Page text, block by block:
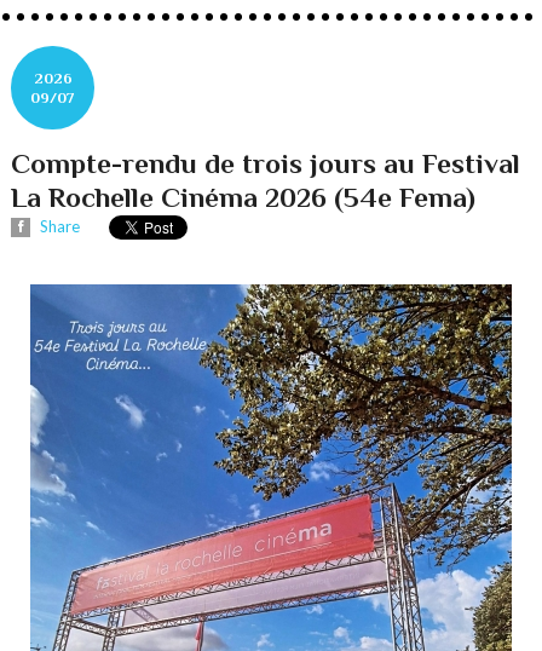
2026
09/07
Compte-rendu de trois jours au Festival
La Rochelle Cinéma 2026 (54e Fema)
Share